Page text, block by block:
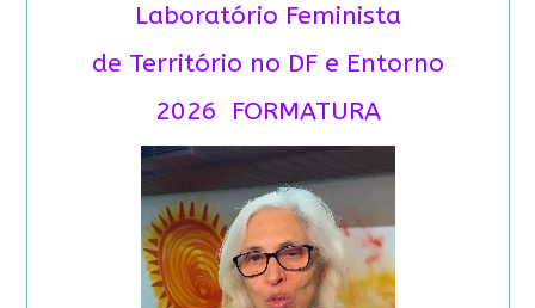
Laboratório Feminista
de Território no DF e Entorno
2026 FORMATURA